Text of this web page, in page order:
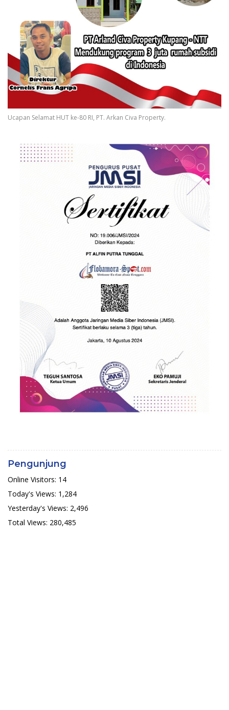
Ucapan Selamat HUT ke-80 RI, PT. Arkan Civa Property.
Pengunjung
Online Visitors: 14
Today's Views: 1,284
Yesterday's Views: 2,496
Total Views: 280,485